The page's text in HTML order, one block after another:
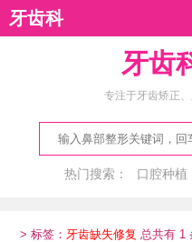
牙齿
专注于牙齿矫正
热门搜索： 口腔种植
牙齿科
>标签： 牙齿缺失修复 总共有 1